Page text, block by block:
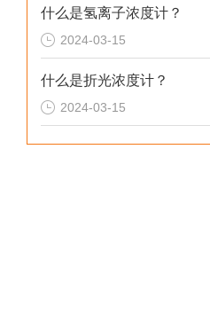
什么是氢离子浓度计？
2024-03-15
什么是折光浓度计？
2024-03-15